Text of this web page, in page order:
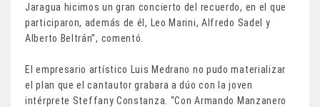
Jaragua hicimos un gran concierto del recuerdo, en el que
participaron, además de él, Leo Marini, Alfredo Sadel y
Alberto Beltrán”, comentó.
El empresario artístico Luis Medrano no pudo materializar
el plan que el cantautor grabara a dúo con la joven
intérprete Steffany Constanza. “Con Armando Manzanero